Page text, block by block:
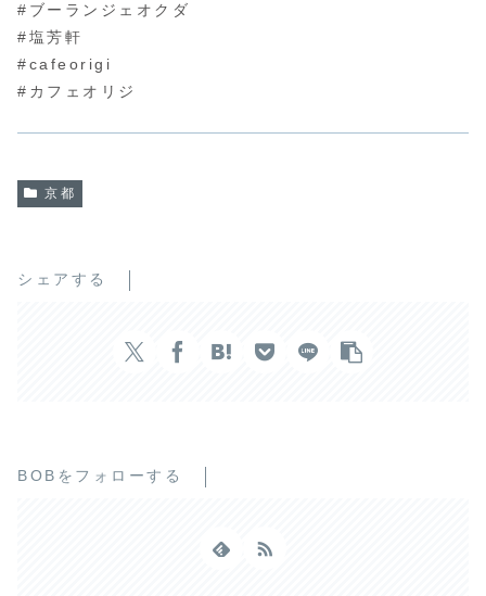
#ブーランジェオクダ
#塩芳軒
#cafeorigi
#カフェオリジ
京都
シェアする
BOBをフォローする